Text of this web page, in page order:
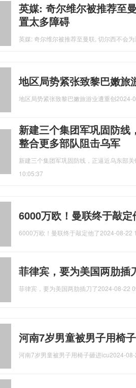
英媒: 奇尔维尔被推荐至
置太多障碍
英媒: 奇尔维尔被推荐至曼联, 切尔西不会
地区局势紧张致黎巴嫩旅
地区局势紧张致黎巴嫩旅游业遭重创2024-
新建三个集团军巩固防线
整合更多部队阻击乌军
新建三个集团军巩固防线，正逼近乌东部
10:05:37
6000万欧！曼联终于敲定
6000万欧！曼联终于敲定他了2024-08-22
菲律宾，要为美国两肋插
菲律宾，要为美国两肋插刀了2024-08-22
河南7岁男童被男子用椅
河南7岁男童被男子用椅子砸进icu2024-